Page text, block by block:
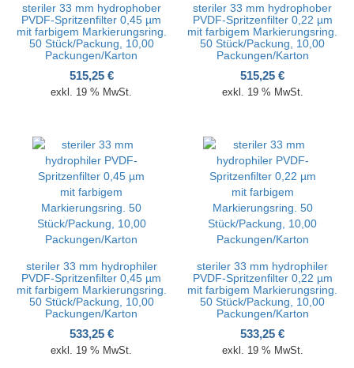
steriler 33 mm hydrophober
PVDF-Spritzenfilter 0,45 µm
mit farbigem Markierungsring.
50 Stück/Packung, 10,00
Packungen/Karton
515,25 €
exkl. 19 % MwSt.
steriler 33 mm hydrophober
PVDF-Spritzenfilter 0,22 µm
mit farbigem Markierungsring.
50 Stück/Packung, 10,00
Packungen/Karton
515,25€
exkl. 19 % MwSt.
steriler 33 mm hydrophiler
PVDF-Spritzenfilter 0,45 µm
mit farbigem Markierungsring.
50 Stück/Packung, 10,00
Packungen/Karton
533,25 €
exkl. 19 % MwSt.
steriler 33 mm hydrophiler
PVDF-Spritzenfilter 0,22 µm
mit farbigem Markierungsring.
50 Stück/Packung, 10,00
Packungen/Karton
533,25€
exkl. 19 % MwSt.